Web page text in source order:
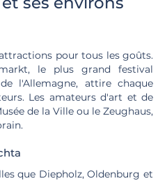
pour tous les goûts.
le plus grand festival
l'Allemagne, attire chaque
Les amateurs d'art et de
de la Ville ou le Zeughaus,
que Diepholz, Oldenburg et